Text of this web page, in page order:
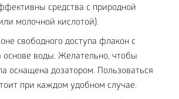
средства с природной
молочной кислотой).
свободного доступа флакон с
основе воды. Желательно, чтобы
оснащена дозатором. Пользоваться
при каждом удобном случае.